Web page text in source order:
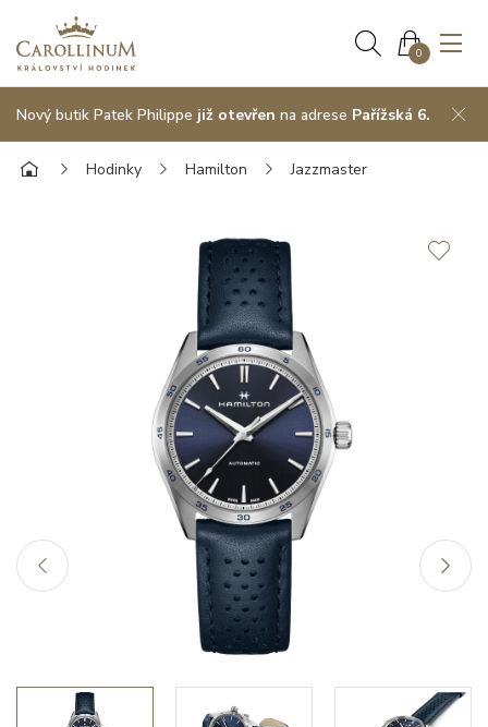
0
Nový butik Patek Philippe již otevřen na adrese Pařížská 6.
Hodinky Hamilton Jazzmaster